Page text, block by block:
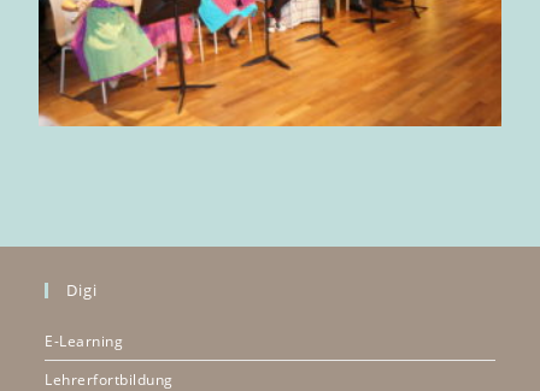
Digi
E-Learning
Lehrerfortbildung